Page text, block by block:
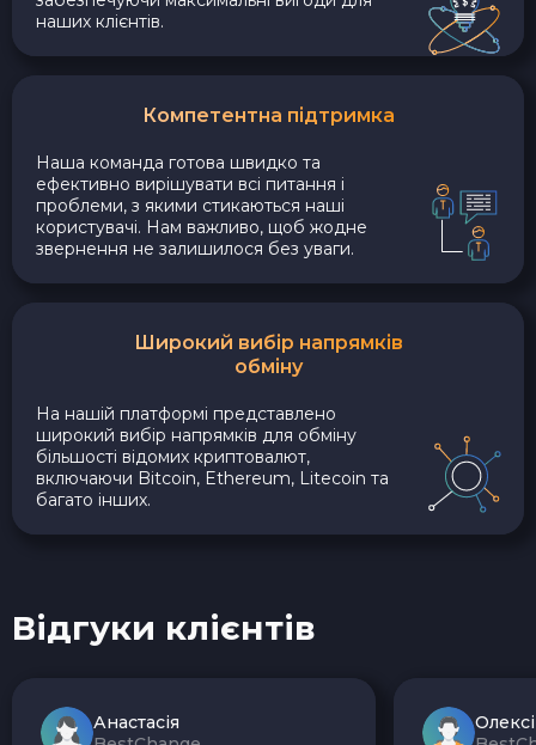
наших клієнтів.
Компетентна підтримка
Наша команда готова швидко та
ефективно вирішувати всі питання і
проблеми, з якими стикаються наші
користувачі. Нам важливо, щоб жодне
звернення не залишилося без уваги.
Широкий вибір напрямків
обміну
На нашій платформі представлено
широкий вибір напрямків для обміну
більшості відомих криптовалют,
включаючи Bitcoin, Ethereum, Litecoin та
багато інших.
Відгуки клієнтів
Анастасія